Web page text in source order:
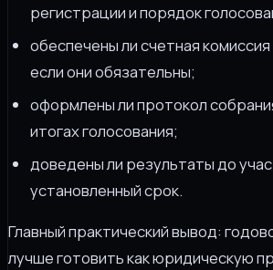
регистрации и порядок
обеспечены ли счетная
если они обязательны;
оформлены ли протокол
итогах голосования;
доведены ли результаты до
установленный срок.
Главный практический вывод:
лучше готовить как юридическую